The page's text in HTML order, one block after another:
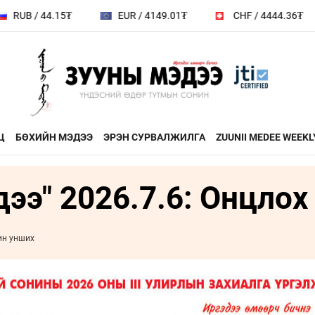
EUR / 4149.01₮ CHF / 4444.36₮ GBP /
БӨХИЙН МЭДЭЭ ЭРЭН СУРВАЛЖИЛГА ZUUNII MEDEE
зочин
ДӨРВӨН ХӨЛТЭЙ АНД
ФОТО
ЭДИЙН
ҮНДЭСНИЙ
ТӨВ
2026.7.6: Онцлох
унших